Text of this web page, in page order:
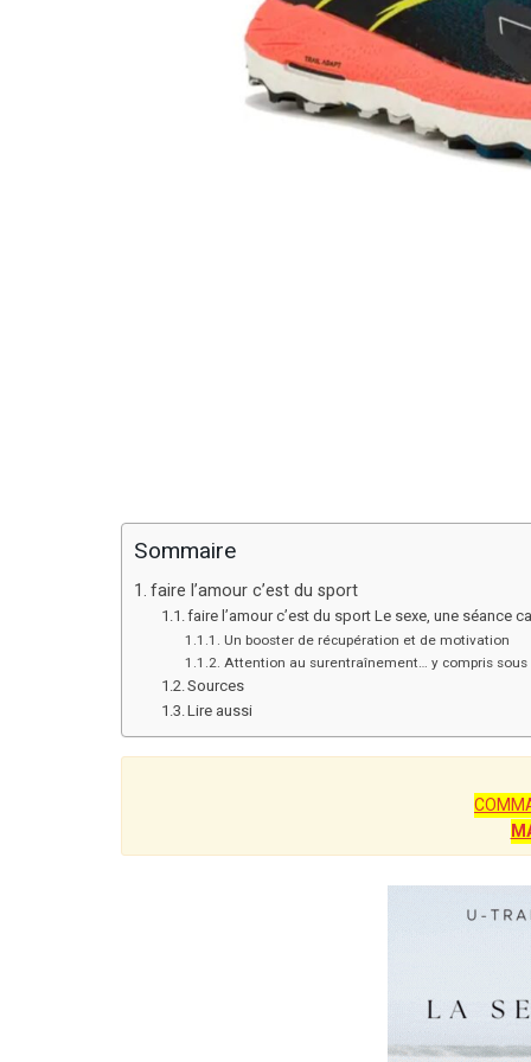
Sommaire
faire l’amour c’est du sport
faire l’amour c’est du sport Le sexe, une séance
Un booster de récupération et de motivation
Attention au surentraînement… y compris
Sources
Lire aussi